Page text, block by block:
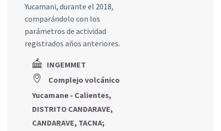
Yucamani, durante el 2018,
comparándolo con los
parámetros de actividad
registrados años anteriores.
INGEMMET
Complejo volcánico
Yucamane - Calientes,
DISTRITO CANDARAVE,
CANDARAVE, TACNA;